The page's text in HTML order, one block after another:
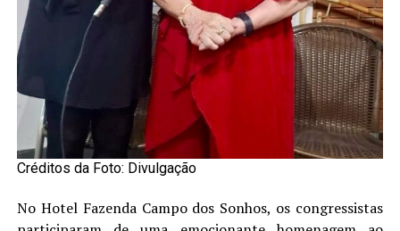
Créditos da Foto: Divulgação
No Hotel Fazenda Campo dos Sonhos, os congressistas